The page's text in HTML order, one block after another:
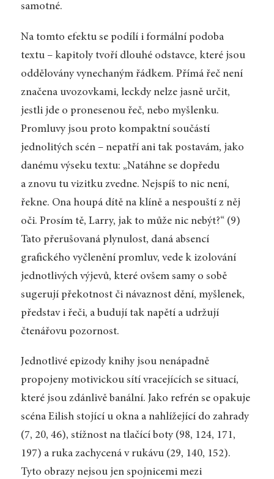
samotné.
Na tomto efektu se podílí i formální podoba
textu – kapitoly tvoří dlouhé odstavce, které jsou
oddělovány vynechaným řádkem. Přímá řeč není
značena uvozovkami, leckdy nelze jasně určit,
jestli jde o pronesenou řeč, nebo myšlenku.
Promluvy jsou proto kompaktní součástí
jednolitých scén – nepatří ani tak postavám, jako
danému výseku textu: „Natáhne se dopředu
a znovu tu vizitku zvedne. Nejspíš to nic není,
řekne. Ona houpá dítě na klíně a nespouští z něj
oči. Prosím tě, Larry, jak to může nic nebýt?“ (9)
Tato přerušovaná plynulost, daná absencí
grafického vyčlenění promluv, vede k izolování
jednotlivých výjevů, které ovšem samy o sobě
sugerují překotnost či návaznost dění, myšlenek,
představ i řeči, a budují tak napětí a udržují
čtenářovu pozornost.
Jednotlivé epizody knihy jsou nenápadně
propojeny motivickou sítí vracejících se situa­cí,
které jsou zdánlivě banální. Jako refrén se opakuje
scéna Eilish stojící u okna a nahlížející do zahrady
(7, 20, 46), stížnost na tlačící boty (98, 124, 171,
197) a ruka zachycená v rukávu (29, 140, 152).
Tyto obrazy nejsou jen spojnicemi mezi